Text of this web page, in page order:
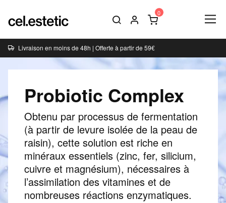
Livraison en moins de 48h | Offerte à partir de 59€
Probiotic Complex
Obtenu par processus de fermentation
(à partir de levure isolée de la peau de
raisin), cette solution est riche en
minéraux essentiels (zinc, fer, silicium,
cuivre et magnésium), nécessaires à
l’assimilation des vitamines et de
nombreuses réactions enzymatiques.